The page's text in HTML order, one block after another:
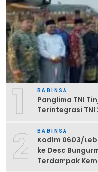
1 BABINSA
Panglima TNI
Terintegrasi TNI
2 BABINSA
Kodim 0603/
ke Desa
Terdampak